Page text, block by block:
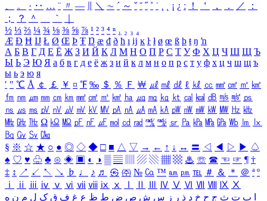
、
。 · ‥ … ¨ 〃 ― ＼ ∼ ´ ～ ˇ ˘ ˝ ˚ ˙ ¸ ¡ ¿ ː ！ ＇ ， ． ／
：
；
？ ＾ ｀
½ ⅓ ⅔ ¼ ¾ ⅛ ⅜ ⅝ ⅞ ¹ ² ³ ⁴ ⁿ ₁ ₂ ₃ ₄
Æ Ð Ħ Ĳ Ł Ø Œ Þ Ŧ Ŋ æ đ ð ħ ı ĳ ĸ ŀ ł ø œ ß þ ŧ ŋ ŉ
А Б В Г Д Е Ё Ж З И Й К Л М Н О П Р С Т У Ф Х Ц Ч Ш Щ Ъ
Ы Ь Э Ю Я а б в г д е ё ж з и й к л м н о п р с т у ф х ц ч ш щ ъ
ы ь э ю я
′ ″ ℃ Å ￠ ￡ ￥ ¤ ℉ ‰ ＄ ％ Ｆ ￦ ㎕ ㎖ ㎗ ℓ ㎘ ㏄ ㎣ ㎤ ㎥ ㎦
㎙ ㎚ ㎛ ㎜ ㎝ ㎞ ㎟ ㎠ ㎡ ㎢ ㏊ ㎍ ㎎ ㎏ ㏏ ㎈ ㎉ ㏈ ㎧ ㎨ ㎰
㎱ ㎲ ㎳ ㎴ ㎵ ㎶ ㎷ ㎸ ㎹ ㎀ ㎁ ㎂ ㎃ ㎄ ㎺ ㎻ ㎽ ㎾ ㎿ ㎐ ㎑
㎒ ㎓ ㎔ Ω ㏀ ㏁ ㎊ ㎋ ㎌ ㏖ ㏅ ㎭ ㎮ ㎯ ㏛ ㎩ ㎪ ㎫ ㎬ ㏝ ㏐
㏓
㏃ ㏉ ㏜ ㏆
§ ※ ☆ ★ ○ ● ◎ ◇ ◆ □ ■ △ ▽ → ← ↑ ↓ ↔ 〓 ◁ ◀ ▷ ▶ ♤
♠ ♡ ♥ ♧ ♣ ⊙ ◈ ▣ ◐ ◑ ▒ ▤ ▨ ▧ ▦ ▩ ♨ ☏ ☎ ☜ ☞ ¶ †
‡ ↕ ↗ ↙ ↖ ↘ ♭ ♩ ♪ ♬ ㉿ ㈜ № ㏇ ™ ㏂ ㏘ ℡ ＃ ＆ ＊ ＠ ª º
ⅰ
ⅱ ⅲ ⅳ ⅴ ⅵ ⅶ ⅷ ⅸ ⅹ Ⅳ Ⅴ Ⅵ Ⅶ Ⅷ Ⅸ Ⅹ
ب ت ث ج ح خ د ذ ر ز س ش ص ض ط ظ ع غ ف ق ک ل م ن ه